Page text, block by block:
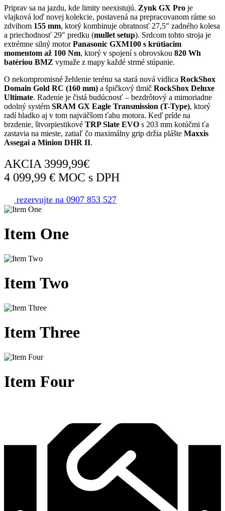
Priprav sa na jazdu, kde limity neexistujú. Zynk GX Pro je
vlajková loď novej kolekcie, postavená na prepracovanom ráme so
zdvihom 155 mm, ktorý kombinuje obratnosť 27,5″ zadného kolesa
a priechodnosť 29″ predku (mullet setup). Srdcom tohto stroja je
extrémne silný motorPanasonic GXM100 s krútiacim
momentom až 100 Nm, ktorý v spojení s obrovskou 820 Wh
batériou BMZ vymaže z mapy každé strmé stúpanie.
O nekompromisné žehlenie terénu sa stará nová vidlica RockShox
Domain Gold RC (160 mm) a špičkový tlmič RockShox Deluxe
Ultimate. Radenie je čistá budúcnosť – bezdrôtový a mimoriadne
odolný systém SRAM GX Eagle Transmission (T-Type), ktorý
radí hladko aj v tom najväčšom ťahu motora. Keď príde na
brzdenie, štvorpiestikové TRP Slate EVO s 203 mm kotúčmi ťa
zastavia na mieste, zatiaľ čo maximálny grip držia plášte Maxxis
Assegai a Minion DHR II.
AKCIA 3999,99€
4 099,99 € MOC s DPH
rezervujte na 0907 853 527
Item One
ItemTwo
Item Three
Item Four